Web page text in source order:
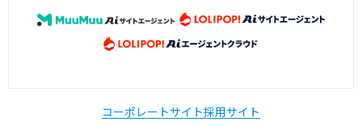
コーポレートサイト採用サイト